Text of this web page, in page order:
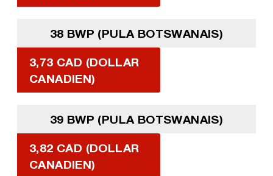
38 BWP (PULA BOTSWANAIS)
3,73 CAD (DOLLAR
CANADIEN)
39 BWP (PULA BOTSWANAIS)
3,82 CAD (DOLLAR
CANADIEN)